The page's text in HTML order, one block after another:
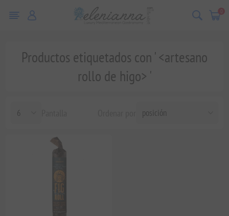
0
Productos etiquetados con ' <artesano
rollo de higo> '